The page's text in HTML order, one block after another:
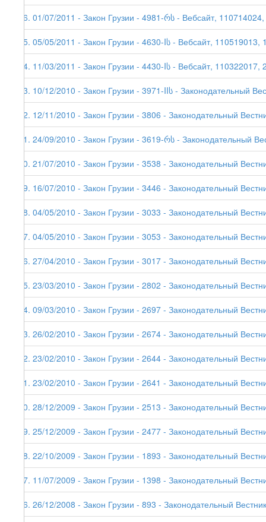
96. 01/07/2011 - Закон Грузии - 4981-რს - Вебсайт,
95. 05/05/2011 - Закон Грузии - 4630-Iს - Вебсайт, 110519013,
94. 11/03/2011 - Закон Грузии - 4430-Iს - Вебсайт, 110322017,
93. 10/12/2010 - Закон Грузии - 3971-IIს - Законодательный
92. 12/11/2010 - Закон Грузии - 3806 - Законодательный
91. 24/09/2010 - Закон Грузии - 3619-რს - Законодательный
90. 21/07/2010 - Закон Грузии - 3538 - Законодательный
89. 16/07/2010 - Закон Грузии - 3446 - Законодательный
88. 04/05/2010 - Закон Грузии - 3033 - Законодательный
87. 04/05/2010 - Закон Грузии - 3053 - Законодательный
86. 27/04/2010 - Закон Грузии - 3017 - Законодательный
85. 23/03/2010 - Закон Грузии - 2802 - Законодательный
84. 09/03/2010 - Закон Грузии - 2697 - Законодательный
83. 26/02/2010 - Закон Грузии - 2674 - Законодательный
82. 23/02/2010 - Закон Грузии - 2644 - Законодательный
81. 23/02/2010 - Закон Грузии - 2641 - Законодательный
80. 28/12/2009 - Закон Грузии - 2513 - Законодательный
79. 25/12/2009 - Закон Грузии - 2477 - Законодательный
78. 22/10/2009 - Закон Грузии - 1893 - Законодательный
77. 11/07/2009 - Закон Грузии - 1398 - Законодательный
76. 26/12/2008 - Закон Грузии - 893 - Законодательный